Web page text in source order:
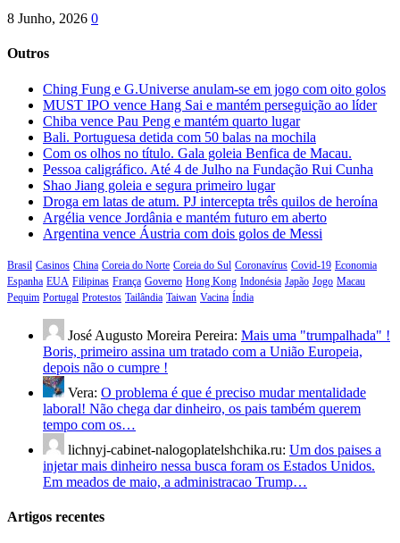
8 Junho, 2026 0
Outros
Ching Fung e G.Universe anulam-se em jogo com oito golos
MUST IPO vence Hang Sai e mantém perseguição ao líder
Chiba vence Pau Peng e mantém quarto lugar
Bali. Portuguesa detida com 50 balas na mochila
Com os olhos no título. Gala goleia Benfica de Macau.
Pessoa caligráfico. Até 4 de Julho na Fundação Rui Cunha
Shao Jiang goleia e segura primeiro lugar
Droga em latas de atum. PJ intercepta três quilos de heroína
Argélia vence Jordânia e mantém futuro em aberto
Argentina vence Áustria com dois golos de Messi
Brasil Casinos China Coreia do Norte Coreia do Sul Coronavírus Covid-19 Economia
Espanha EUA Filipinas França Governo Hong Kong Indonésia Japão Jogo Macau
Pequim Portugal Protestos Tailândia Taiwan Vacina Índia
José Augusto Moreira Pereira: Mais uma "trumpalhada" !
Boris, primeiro assina um tratado com a União Europeia,
depois não o cumpre !
Vera: O problema é que é preciso mudar mentalidade
laboral! Não chega dar dinheiro, os pais também querem
tempo com os…
lichnyj-cabinet-nalogoplatelshchika.ru: Um dos paises a
injetar mais dinheiro nessa busca foram os Estados Unidos.
Em meados de maio, a administracao Trump…
Artigos recentes